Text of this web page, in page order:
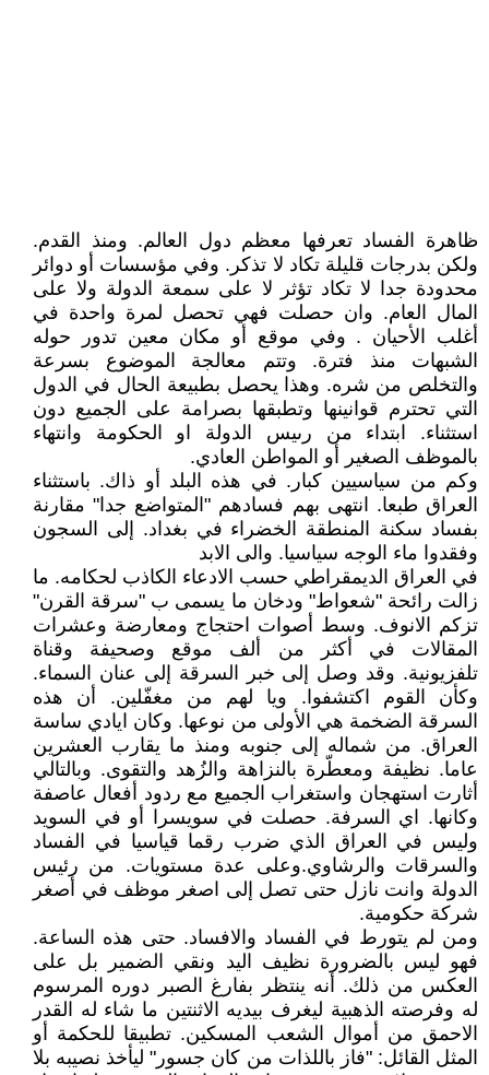
ظاهرة الفساد تعرفها معظم دول العالم. ومنذ القدم.
ولكن بدرجات قليلة تكاد لا تذكر. وفي مؤسسات أو دوائر
محدودة جدا لا تكاد تؤثر لا على سمعة الدولة ولا على
المال العام. وان حصلت فهي تحصل لمرة واحدة في
أغلب الأحيان . وفي موقع أو مكان معين تدور حوله
الشبهات منذ فترة. وتتم معالجة الموضوع بسرعة
والتخلص من شره. وهذا يحصل بطبيعة الحال في الدول
التي تحترم قوانينها وتطبقها بصرامة على الجميع دون
استثناء. ابتداء من رىيس الدولة او الحكومة وانتهاء
بالموظف الصغير أو المواطن العادي.
وكم من سياسيين كبار. في هذه البلد أو ذاك. باستثناء
العراق طبعا. انتهى بهم فسادهم "المتواضع جدا" مقارنة
بفساد سكنة المنطقة الخضراء في بغداد. إلى السجون
وفقدوا ماء الوجه سياسيا. والى الابد
في العراق الديمقراطي حسب الادعاء الكاذب لحكامه. ما
زالت رائحة "شعواط" ودخان ما يسمى ب "سرقة القرن"
تزكم الانوف. وسط أصوات احتجاج ومعارضة وعشرات
المقالات في أكثر من ألف موقع وصحيفة وقناة
تلفزيونية. وقد وصل إلى خبر السرقة إلى عنان السماء.
وكأن القوم اكتشفوا. ويا لهم من مغفّلين. أن هذه
السرقة الضخمة هي الأولى من نوعها. وكان ايادي ساسة
العراق. من شماله إلى جنوبه ومنذ ما يقارب العشرين
عاما. نظيفة ومعطّرة بالنزاهة والزُهد والتقوى. وبالتالي
أثارت استهجان واستغراب الجميع مع ردود أفعال عاصفة
وكانها. اي السرفة. حصلت في سويسرا أو في السويد
وليس في العراق الذي ضرب رقما قياسيا في الفساد
والسرقات والرشاوي.وعلى عدة مستويات. من رئيس
الدولة وانت نازل حتى تصل إلى اصغر موظف في أصغر
شركة حكومية.
ومن لم يتورط في الفساد والافساد. حتى هذه الساعة.
فهو ليس بالضرورة نظيف اليد ونقي الضمير بل على
العكس من ذلك. أنه ينتظر بفارغ الصبر دوره المرسوم
له وفرصته الذهبية ليغرف بيديه الاثنتين ما شاء له القدر
الاحمق من أموال الشعب المسكين. تطبيقا للحكمة أو
المثل القائل: "فاز باللذات من كان جسور" ليأخذ نصيبه بلا